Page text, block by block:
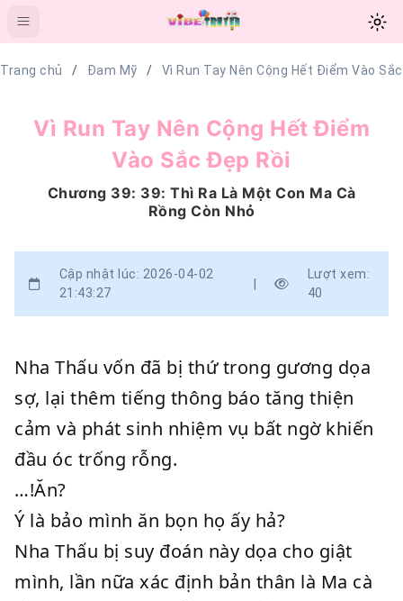
Trang chủ Đam Mỹ Vì Run Tay Nên Cộng Hết Điểm Vào
Vì Run Tay Nên Cộng Hết Điểm
Vào Sắc Đẹp Rồi
Chương 39: 39: Thì Ra Là Một Con Ma Cà
Rồng Còn Nhỏ
Cập nhật lúc: 2026-04-02
21:43:27
|
Lượt xem:
40
Nha Thấu vốn đã bị thứ trong gương dọa
sợ, lại thêm tiếng thông báo tăng thiện
cảm và phát sinh nhiệm vụ bất ngờ khiến
đầu óc trống rỗng.
…!Ăn?
Ý là bảo mình ăn bọn họ ấy hả?
Nha Thấu bị suy đoán này dọa cho giật
mình, lần nữa xác định bản thân là Ma cà